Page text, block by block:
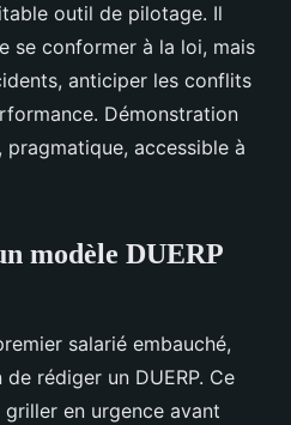
outil de pilotage. Il
se conformer à la loi, mais
anticiper les conflits
Démonstration
accessible à
modèle DUERP
salarié embauché,
de rédiger un DUERP. Ce
griller en urgence avant